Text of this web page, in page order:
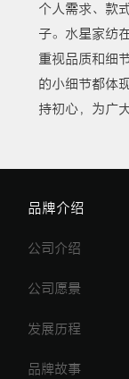
个人需求、款
子。水星家纺
重视品质和细
的小细节都体
持初心，为广
品牌介绍
公司介绍
公司愿景
发展历程
品牌故事